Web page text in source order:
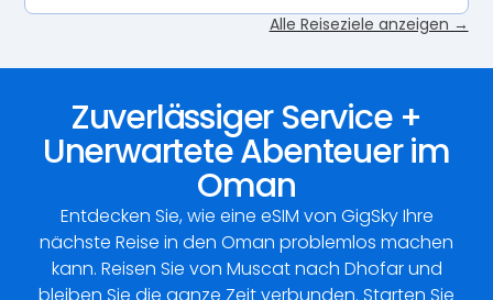
Alle Reiseziele anzeigen →
Zuverlässiger Service +
Unerwartete Abenteuer im
Oman
Entdecken Sie, wie eine eSIM von GigSky Ihre
nächste Reise in den Oman problemlos machen
kann. Reisen Sie von Muscat nach Dhofar und
bleiben Sie die ganze Zeit verbunden. Starten Sie